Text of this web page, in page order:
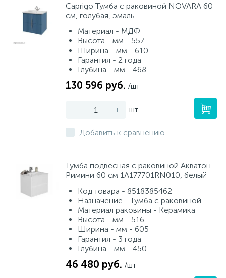
Caprigo Тумба с раковиной NOVARA 60
см, голубая, эмаль
Материал - МДФ
Высота - мм - 557
Ширина - мм - 610
Гарантия - 2 года
Глубина - мм - 468
130 596 руб. /шт
- + шт
Добавить к сравнению
Тумба подвесная с раковиной Акватон
Римини 60 см 1A177701RN010, белый
Код товара - 8518385462
Назначение - Тумба с раковиной
Материал раковины - Керамика
Высота - мм - 516
Ширина - мм - 605
Гарантия - 3 года
Глубина - мм - 450
46 480 руб. /шт